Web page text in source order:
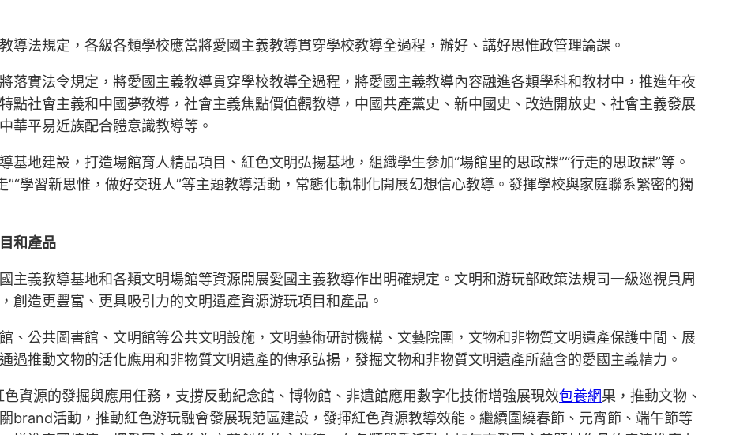
導法規定，各級各類學校應當將愛國主義教導貫穿學校教導全過程，辦好、講好思惟政管理論課。
落實法令規定，將愛國主義教導貫穿學校教導全過程，將愛國主義教導內容融進各類學科和教材中，推進年夜
點社會主義和中國夢教導，社會主義焦點價值觀教導，中國共產黨史、新中國史、改造開放史、社會主義發展
華平易近族配合體意識教導等。
地建設，打造場館育人精品項目、紅色文明弘揚基地，組織學生參加“場館里的思政課”“行走的思政課”等。
學習新思惟，做好交班人”等主題教導活動，常態化軌制化開展幻想信心教導。發揮學校與家庭聯系緊密的獨
和產品
主義教導基地和各類文明場館等資源開展愛國主義教導作出明確規定。文明和游玩部政策法規司一級巡視員周
創造更豐富、更具吸引力的文明遺產資源游玩項目和產品。
、公共圖書館、文明館等公共文明設施，文明藝術研討機構、文藝院團，文物和非物質文明遺產保護中間、展
過推動文物的活化應用和非物質文明遺產的傳承弘揚，發掘文物和非物質文明遺產所蘊含的愛國主義精力。
資源的發掘與應用任務，支撐反動紀念館、博物館、非遺館應用數字化技術增強展現效包養網果，推動文物、
brand活動，推動紅色游玩融會發展現范區建設，發揮紅色資源教導效能。繼續圍繞春節、元宵節、端午節等